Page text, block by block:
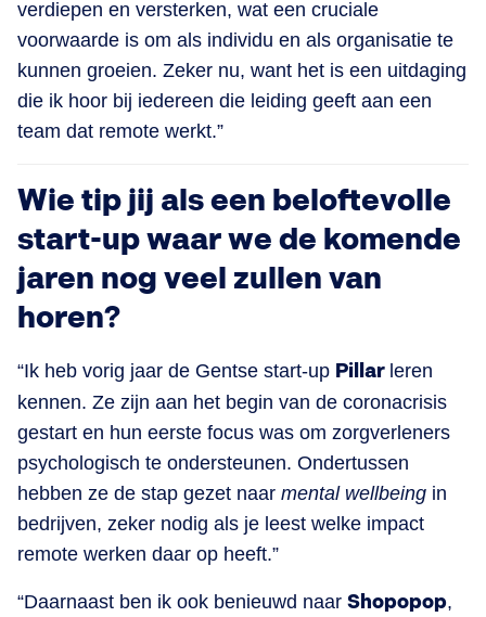
verdiepen en versterken, wat een cruciale
voorwaarde is om als individu en als organisatie te
kunnen groeien. Zeker nu, want het is een uitdaging
die ik hoor bij iedereen die leiding geeft aan een
team dat remote werkt.”
Wie tip jij als een beloftevolle
start-up waar we de komende
jaren nog veel zullen van
horen?
“Ik heb vorig jaar de Gentse start-up Pillar leren
kennen. Ze zijn aan het begin van de coronacrisis
gestart en hun eerste focus was om zorgverleners
psychologisch te ondersteunen. Ondertussen
hebben ze de stap gezet naar mental wellbeing in
bedrijven, zeker nodig als je leest welke impact
remote werken daar op heeft.”
“Daarnaast ben ik ook benieuwd naar Shopopop,